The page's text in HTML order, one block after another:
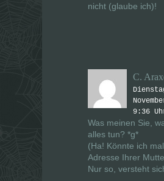
nicht (glaube ich)!
C.
9:36
Was meinen Sie,
alles tun? *g*
(Ha! Könnte ich
Adresse Ihrer
Nur so, versteht